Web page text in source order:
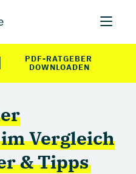
PDF-RATGEBER
DOWNLOADEN
Vergleich
& Tipps